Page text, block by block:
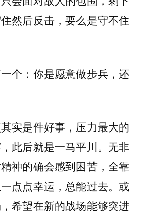
然后反击，要么是守不住
个：你是愿意做步兵，还
实是件好事，压力最大的
此后就是一马平川。无非
神的确会感到困苦，全靠
点点幸运，总能过去。或
希望在新的战场能够突进